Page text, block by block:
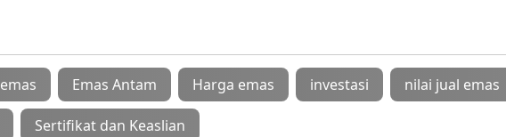
emas Emas Antam Harga emas investasi nilai jual emas
Sertifikat dan Keaslian